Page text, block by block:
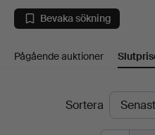
&
Elektronik
Crafoord
Bevaka sökning
Pågående auktioner
SlutpriserSortera